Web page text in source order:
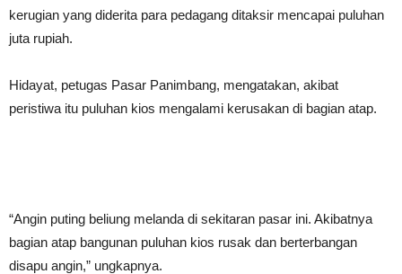
kerugian yang diderita para pedagang ditaksir mencapai puluhan
juta rupiah.
Hidayat, petugas Pasar Panimbang, mengatakan, akibat
peristiwa itu puluhan kios mengalami kerusakan di bagian atap.
“Angin puting beliung melanda di sekitaran pasar ini. Akibatnya
bagian atap bangunan puluhan kios rusak dan berterbangan
disapu angin,” ungkapnya.